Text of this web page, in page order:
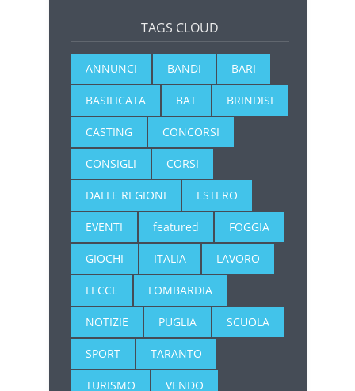
TAGS CLOUD
ANNUNCI BANDI BARI
BASILICATA BAT BRINDISI
CASTING CONCORSI
CONSIGLI CORSI
DALLE REGIONI ESTERO
EVENTI featured FOGGIA
GIOCHI ITALIA LAVORO
LECCE LOMBARDIA
NOTIZIE PUGLIA SCUOLA
SPORT TARANTO
TURISMO VENDO